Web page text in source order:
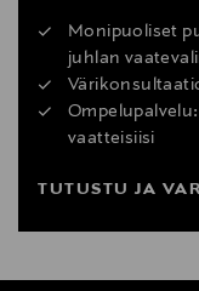
Monipuoliset
juhlan
vaatteisiisi
TUTUSTU JA